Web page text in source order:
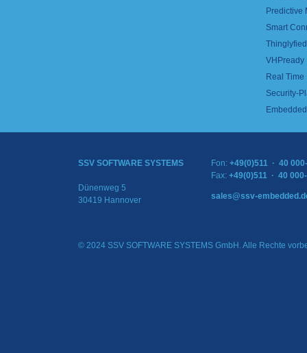
Predictive
Smart
VHPready
Real
Security-
SSV SOFTWARE SYSTEMS
Dünenweg 5
30419 Hannover
Fon: +49(0)511 · 40
Fax: +49(0)511 · 40
sales@ssv-
© 2024 SSV SOFTWARE SYSTEMS GmbH. Alle Rechte